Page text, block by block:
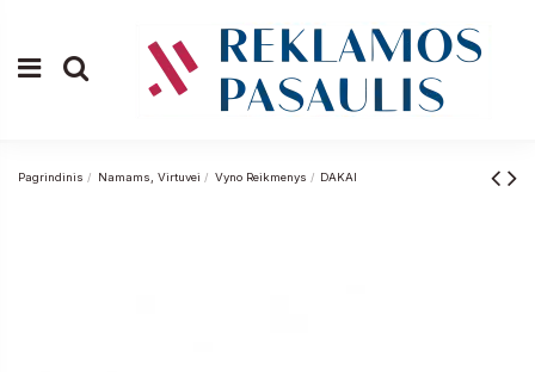
Pagrindinis Namams, Virtuvei Vyno Reikmenys DAKAI